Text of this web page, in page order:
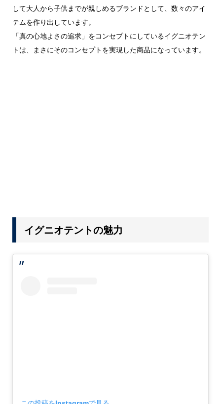
して大人から子供までが親しめるブランドとして、数々のアイ
テムを作り出しています。
「真の心地よさの追求」をコンセプトにしているイグニオテン
トは、まさにそのコンセプトを実現した商品になっています。
イグニオテントの魅力